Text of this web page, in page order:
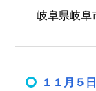
岐阜県岐阜
１１月５